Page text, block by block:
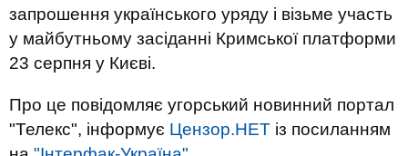
запрошення українського уряду і візьме участь
у майбутньому засіданні Кримської платформи
23 серпня у Києві.
Про це повідомляє угорський новинний портал
"Телекс", інформує Цензор.НЕТ із посиланням